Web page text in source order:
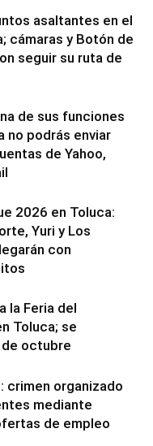
asaltantes en el
cámaras y Botón de
seguir su ruta de
de sus funciones
no podrás enviar
de Yahoo,
2026 en Toluca:
Yuri y Los
con
la Feria del
Toluca; se
octubre
crimen organizado
mediante
de empleo